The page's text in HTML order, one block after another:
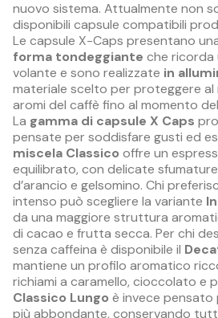
nuovo sistema. Attualmente non
disponibili capsule compatibili
Le capsule X-Caps presentano
forma tondeggiante che ricorda
volante e sono realizzate in
materiale scelto per proteggere al
aromi del caffè fino al momento
La gamma di capsule X Caps
pensate per soddisfare gusti ed
miscela Classico offre un
equilibrato, con delicate
d’arancio e gelsomino. Chi
intenso può scegliere la variante
da una maggiore struttura
di cacao e frutta secca. Per chi
senza caffeina è disponibile il
mantiene un profilo aromatico
richiami a caramello, cioccolato e
Classico Lungo è invece pensato
più abbondante, conservando